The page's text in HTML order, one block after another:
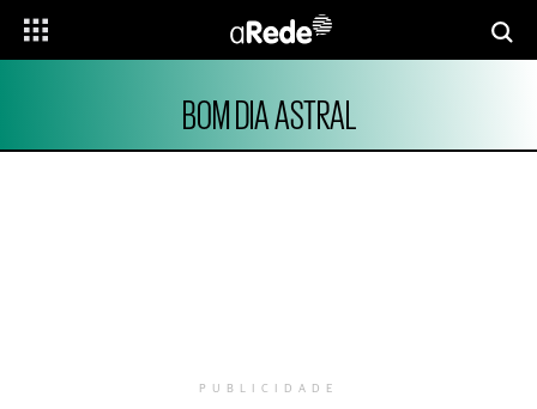
BOM DIA ASTRAL
PUBLICIDADE